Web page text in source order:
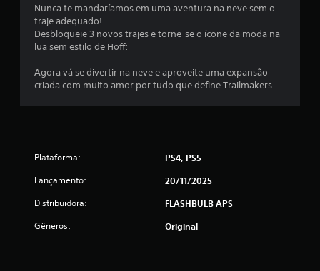
i
f
i
Nunca te mandaríamos em uma aventura na neve sem o
traje adequado!
Desbloqueie 3 novos trajes e torne-se o ícone da moda na
lua sem estilo de Hoff:
Agora vá se divertir na neve e aproveite uma expansão
criada com muito amor por tudo que define Trailmakers.
Plataforma: PS4, PS5
Lançamento: 20/11/2025
Distribuidora: FLASHBULB APS
Gêneros: Original